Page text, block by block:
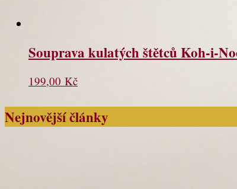
Souprava kulatých štětců Koh-i-
199,00 Kč
Nejnovější články